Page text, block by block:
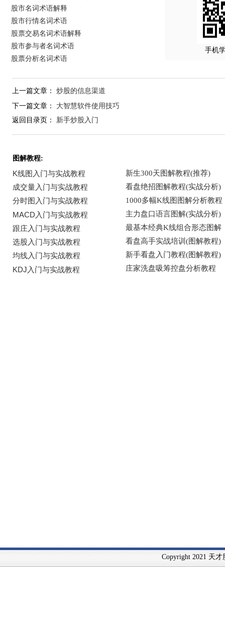
股市名词术语解释
股市行情名词术语
股票交易名词术语解释
股市参与者名词术语
股票分析名词术语
手机
上一篇文章： 炒股的信息渠道
下一篇文章： 大智慧软件使用技巧
返回目录页： 新手炒股入门
图解教程:
Copyright 2021 天